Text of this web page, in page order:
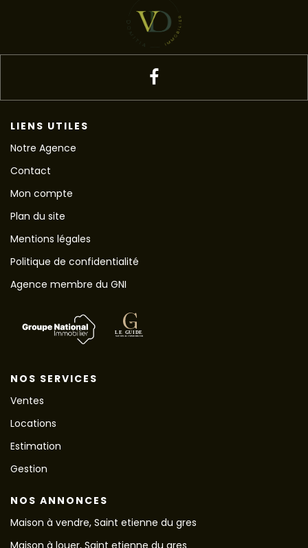
LIENS UTILES
Notre Agence
Contact
Mon compte
Plan du site
Mentions légales
Politique de confidentialité
Agence membre du GNI
NOS SERVICES
Ventes
Locations
Estimation
Gestion
NOS ANNONCES
Maison à vendre, Saint etienne du gres
Maison à louer, Saint etienne du gres